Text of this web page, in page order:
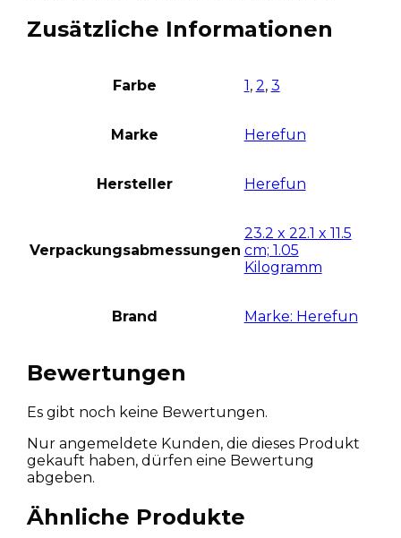
Zusätzliche Informationen
Farbe 1 , 2, 3
Marke Herefun
Hersteller Herefun
Verpackungsabmessungen
23.2 x 22.1 x 11.5
cm; 1.05
Kilogramm
Brand Marke: Herefun
Bewertungen
Es gibt noch keine Bewertungen.
Nur angemeldete Kunden, die dieses Produkt
gekauft haben, dürfen eine Bewertung
abgeben.
Ähnliche Produkte